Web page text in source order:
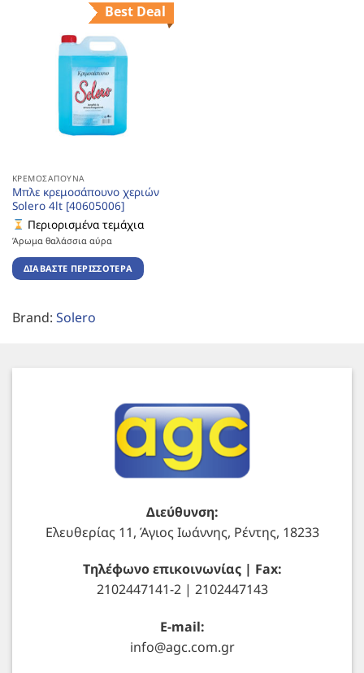
Best Deal
ΚΡΕΜΟΣΆΠΟΥΝΑ
Μπλε κρεμοσάπουνο χεριών
Solero 4lt [40605006]
Περιορισμένα τεμάχια
Άρωμα θαλάσσια αύρα
ΔΙΑΒΆΣΤΕ ΠΕΡΙΣΣΌΤΕΡΑ
Brand: Solero
Διεύθυνση:
Ελευθερίας 11, Άγιος Ιωάννης, Ρέντης, 18233
Τηλέφωνο επικοινωνίας | Fax:
2102447141-2 | 2102447143
E-mail:
info@agc.com.gr